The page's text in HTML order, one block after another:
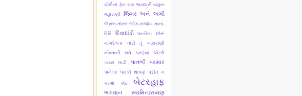
ચોરીના ફેરા ચાર જયશ્રી યમુના
મહારાણી
જિગર અને અમી
જેસલ-તોરલ જોગ-સંજોગ તાના-
રિરિ
દિવાદાંડી
ધરતીનાં છોરૂં
નાગદેવતા
નારી તું નારાયણી
નોરતાની રાતે
પરણ્યા એટલે
પ્યારા લાડી
પાતળી પરમાર
પાનેતર પારકી થાપણ પ્રીત ન
કરશો કોઇ બેટરહાફ
ભગવાન સ્વામિનારાયણ